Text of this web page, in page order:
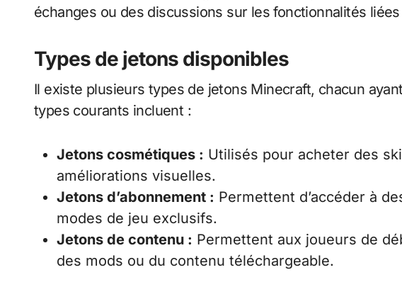
échanges ou des discussions sur les fonctionnalités
Types de jetons disponibles
Il existe plusieurs types de jetons Minecraft, chacun
types courants incluent :
Jetons cosmétiques : Utilisés pour acheter des
améliorations visuelles.
Jetons d’abonnement : Permettent d’accéder à
modes de jeu exclusifs.
Jetons de contenu : Permettent aux joueurs de
des mods ou du contenu téléchargeable.